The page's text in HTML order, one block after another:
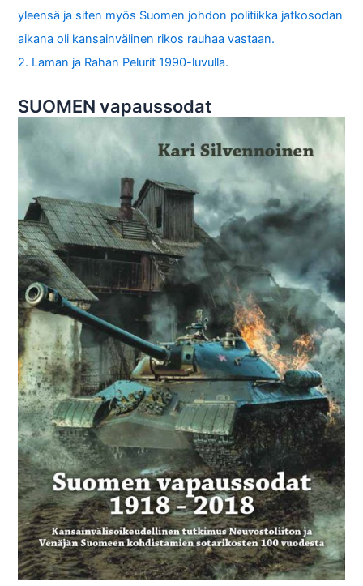
yleensä ja siten myös Suomen johdon politiikka jatkosodan
aikana oli kansainvälinen rikos rauhaa vastaan.
2. Laman ja Rahan Pelurit 1990-luvulla.
SUOMEN vapaussodat